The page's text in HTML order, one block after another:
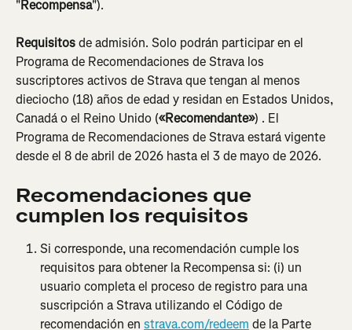
"Recompensa").
Requisitos de admisión. Solo podrán participar en el
Programa de Recomendaciones de Strava los
suscriptores activos de Strava que tengan al menos
dieciocho (18) años de edad y residan en Estados Unidos,
Canadá o el Reino Unido («Recomendante») . El
Programa de Recomendaciones de Strava estará vigente
desde el 8 de abril de 2026 hasta el 3 de mayo de 2026.
Recomendaciones que
cumplen los requisitos
Si corresponde, una recomendación cumple los
requisitos para obtener la Recompensa si: (i) un
usuario completa el proceso de registro para una
suscripción a Strava utilizando el Código de
recomendación en strava.com/redeem de la Parte